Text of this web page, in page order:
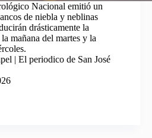
Nacional emitió un
de niebla y neblinas
drásticamente la
mañana del martes y la
| El periodico de San José